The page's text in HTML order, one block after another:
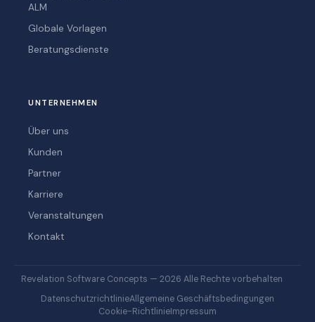
ALM
Globale Vorlagen
Beratungsdienste
UNTERNEHMEN
Über uns
Kunden
Partner
Karriere
Veranstaltungen
Kontakt
Revelation Software Concepts — 2026 Alle Rechte vorbehalten
DatenschutzrichtlinieAllgemeine Geschäftsbedingungen
Cookie-RichtlinieImpressum